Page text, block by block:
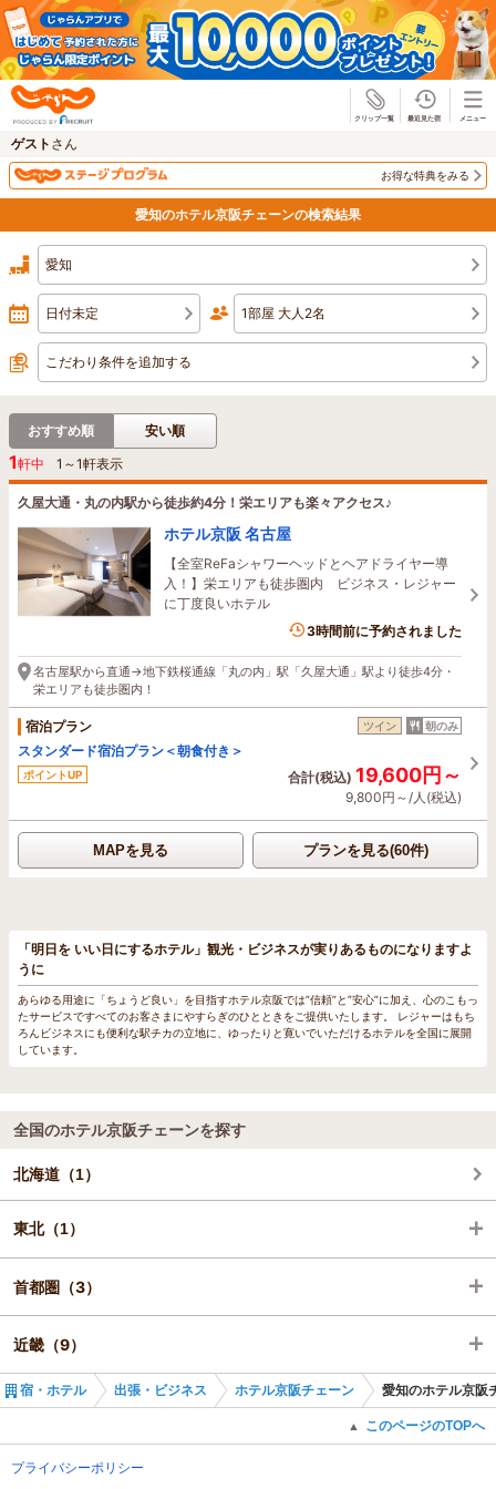
ゲスト さん
お得な特典をみる
愛知のホテル京阪チェーンの検索結果
愛知
日付未定 1部屋 大人2名
こだわり条件を追加する
おすすめ順 安い順
1軒中 1 ～1軒表示
久屋大通・丸の内駅から徒歩約4分！栄エリアも楽々アクセス♪
ホテル京阪 名古屋
【全室ReFaシャワーヘッドとヘアドライヤー導
入！】栄エリアも徒歩圏内 ビジネス・レジャー
に丁度良いホテル
3時間前に予約されました
名古屋駅から直通→地下鉄桜通線「丸の内」駅「久屋大通」駅より徒歩4分・
栄エリアも徒歩圏内！
宿泊プラン ツイン 朝のみ
スタンダード宿泊プラン＜朝食付き＞
ポイントUP 合計(税込) 19,600円～
9,800円～/人(税込)
MAPを見る プランを見る(60件)
「明日を いい日にするホテル」観光・ビジネスが実りあるものになりますよ
うに
あらゆる用途に「ちょうど良い」を目指すホテル京阪では”信頼”と”安心”に加え、心のこもっ
たサービスですべてのお客さまにやすらぎのひとときをご提供いたします。 レジャーはもち
ろんビジネスにも便利な駅チカの立地に、ゆったりと寛いでいただけるホテルを全国に展開
しています。
全国のホテル京阪チェーンを探す
北海道（1）
東北（1）
宮城（1）
首都圏（3）
東京（3）
近畿（9）
京都（3）
大阪（6）
宿・ホテル 出張・ビジネス ホテル京阪チェーン 愛知のホテル京阪
▲ このページのTOPへ
プライバシーポリシー